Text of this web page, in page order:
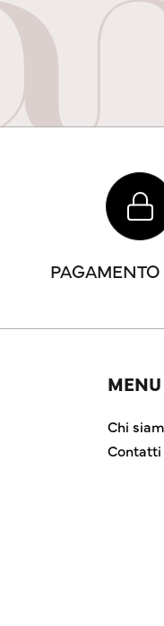
MENU
Chi
Contatti